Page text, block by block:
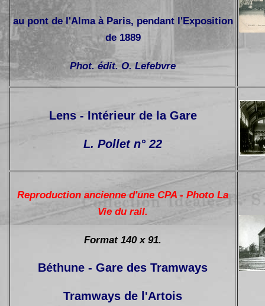
au pont de l'Alma à Paris, pendant l'Exposition
de 1889
Phot. édit. O. Lefebvre
Lens - Intérieur de la Gare
L. Pollet n° 22
Reproduction ancienne d'une CPA - Photo La
Vie du rail.
Format 140 x 91.
Béthune - Gare des Tramways
Tramways de l'Artois